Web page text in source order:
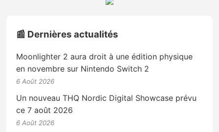
📰 Dernières actualités
Moonlighter 2 aura droit à une édition physique
en novembre sur Nintendo Switch 2
6 Août 2026
Un nouveau THQ Nordic Digital Showcase prévu
ce 7 août 2026
6 Août 2026